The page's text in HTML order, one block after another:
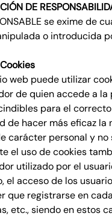
DE
se exime
o introducida
web puede utilizar
de quien accede a
para el
de hacer más eficaz la
carácter personal y no
el uso de cookies
utilizado por el
el acceso de los
que registrarse en
etc., siendo en estos